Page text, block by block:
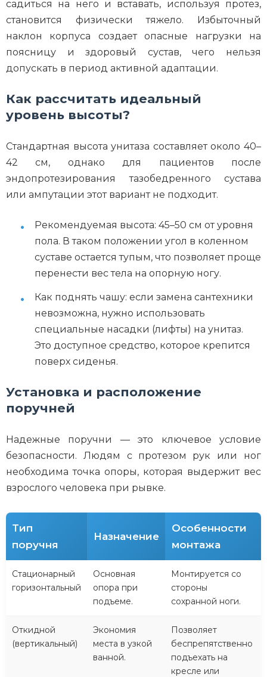
садиться на него и вставать, используя протез,
становится физически тяжело. Избыточный
наклон корпуса создает опасные нагрузки на
поясницу и здоровый сустав, чего нельзя
допускать в период активной адаптации.
Как рассчитать идеальный
уровень высоты?
Стандартная высота унитаза составляет около 40–
42 см, однако для пациентов после
эндопротезирования тазобедренного сустава
или ампутации этот вариант не подходит.
Рекомендуемая высота: 45–50 см от уровня
пола. В таком положении угол в коленном
суставе остается тупым, что позволяет проще
перенести вес тела на опорную ногу.
Как поднять чашу: если замена сантехники
невозможна, нужно использовать
специальные насадки (лифты) на унитаз.
Это доступное средство, которое крепится
поверх сиденья.
Установка и расположение
поручней
Надежные поручни — это ключевое условие
безопасности. Людям с протезом рук или ног
необходима точка опоры, которая выдержит вес
взрослого человека при рывке.
Тип
поручня
Назначение
Особенности
монтажа
Стационарный
горизонтальный
Основная
опора при
подъеме.
Монтируется со
стороны
сохранной ноги.
Откидной
(вертикальный)
Экономия
места в узкой
ванной.
Позволяет
беспрепятственно
подъехать на
кресле или